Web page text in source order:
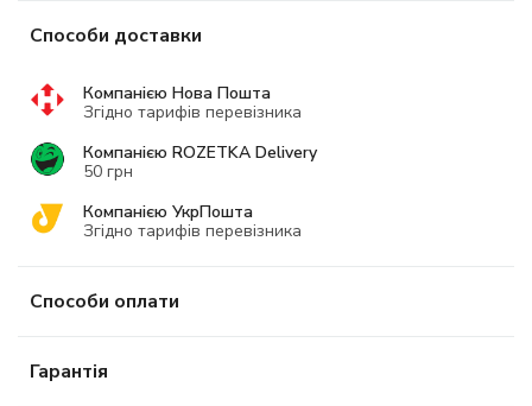
Способи доставки
Компанією Нова Пошта
Згідно тарифів перевізника
Компанією ROZETKA Delivery
50 грн
Компанією УкрПошта
Згідно тарифів перевізника
Способи оплати
Гарантія